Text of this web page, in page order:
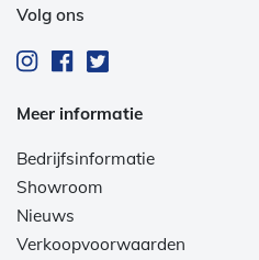
Volg ons
Meer informatie
Bedrijfsinformatie
Showroom
Nieuws
Verkoopvoorwaarden